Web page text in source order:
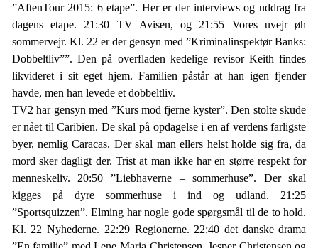
”AftenTour 2015: 6 etape”. Her er der interviews og uddrag fra
dagens etape. 21:30 TV Avisen, og 21:55 Vores uvejr øh
sommervejr. Kl. 22 er der gensyn med ”Kriminalinspektør Banks:
Dobbeltliv””. Den på overfladen kedelige revisor Keith findes
likvideret i sit eget hjem. Familien påstår at han igen fjender
havde, men han levede et dobbeltliv.
TV2 har gensyn med ”Kurs mod fjerne kyster”. Den stolte skude
er nået til Caribien. De skal på opdagelse i en af verdens farligste
byer, nemlig Caracas. Der skal man ellers helst holde sig fra, da
mord sker dagligt der. Trist at man ikke har en større respekt for
menneskeliv. 20:50 ”Liebhaverne – sommerhuse”. Der skal
kigges på dyre sommerhuse i ind og udland. 21:25
”Sportsquizzen”. Elming har nogle gode spørgsmål til de to hold.
Kl. 22 Nyhederne. 22:29 Regionerne. 22:40 det danske drama